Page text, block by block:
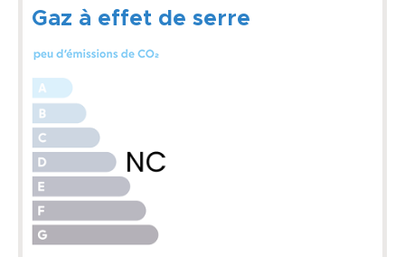
Gaz à effet de serre